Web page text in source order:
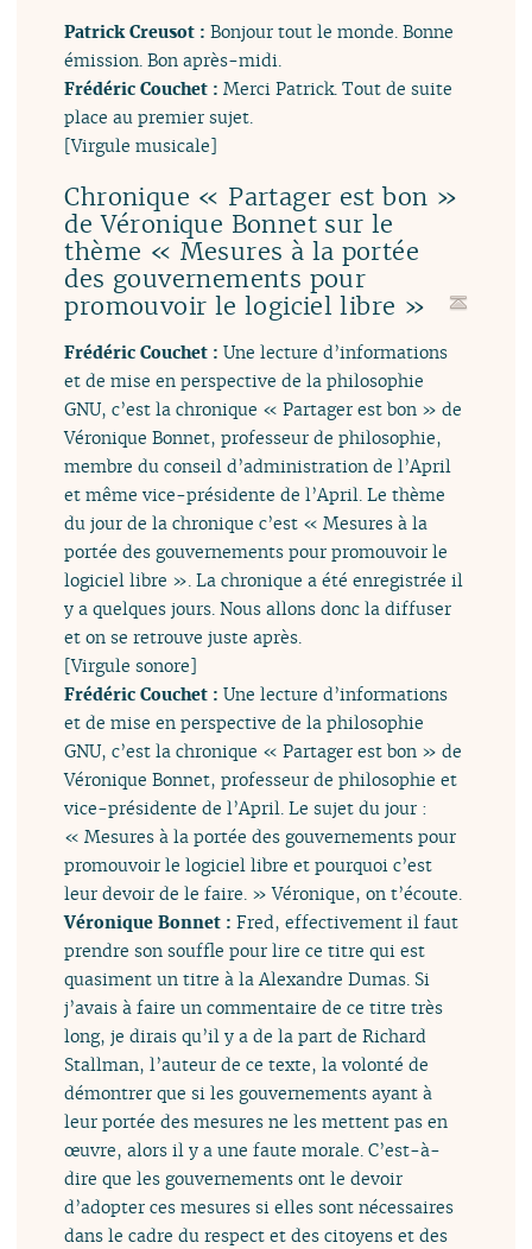
Patrick Creusot :Bonjour tout le monde. Bonne
émission. Bon après-midi.
Frédéric Couchet :Merci Patrick. Tout de suite
place au premier sujet.
[Virgule musicale]
Chronique « Partager est bon »
de Véronique Bonnet sur le
thème « Mesures à la portée
des gouvernements pour
promouvoir le logiciel libre »
Frédéric Couchet :Une lecture d’informations
et de mise en perspective de la philosophie
GNU, c’est la chronique « Partager est bon » de
Véronique Bonnet, professeur de philosophie,
membre du conseil d’administration de l’April
et même vice-présidente de l’April. Le thème
du jour de la chronique c’est « Mesures à la
portée des gouvernements pour promouvoir le
logiciel libre ». La chronique a été enregistrée il
y a quelques jours. Nous allons donc la diffuser
et on se retrouve juste après.
[Virgule sonore]
Frédéric Couchet :Une lecture d’informations
et de mise en perspective de la philosophie
GNU, c’est la chronique « Partager est bon » de
Véronique Bonnet, professeur de philosophie et
vice-présidente de l’April. Le sujet du jour :
« Mesures à la portée des gouvernements pour
promouvoir le logiciel libre et pourquoi c’est
leur devoir de le faire. » Véronique, on t’écoute.
Véronique Bonnet :Fred, effectivement il faut
prendre son souffle pour lire ce titre qui est
quasiment un titre à la Alexandre Dumas. Si
j’avais à faire un commentaire de ce titre très
long, je dirais qu’il y a de la part de Richard
Stallman, l’auteur de ce texte, la volonté de
démontrer que si les gouvernements ayant à
leur portée des mesures ne les mettent pas en
œuvre, alors il y a une faute morale. C’est-à-
dire que les gouvernements ont le devoir
d’adopter ces mesures si elles sont nécessaires
dans le cadre du respect et des citoyens et des